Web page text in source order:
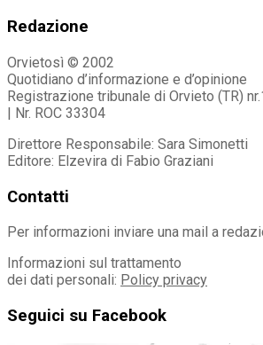
Redazione
Orvietosì © 2002
Quotidiano d’informazione e d’opinione
Registrazione tribunale di Orvieto (TR)
| Nr. ROC 33304
Direttore Responsabile: Sara Simonetti
Editore: Elzevira di Fabio Graziani
Contatti
Per informazioni inviare una mail a
Informazioni sul trattamento
dei dati personali: Policy privacy
Seguici su Facebook